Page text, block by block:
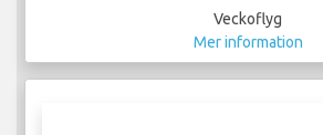
Veckoflyg
Mer information